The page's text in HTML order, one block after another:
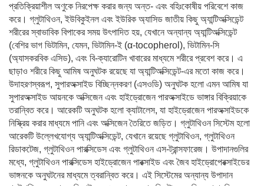
প্রতিক্রিয়াশীল অণুকে নিরপেক্ষ করার জন্য অন্ত- এবং বহিঃকোষীয় পরিবেশে কাজ
করে। গ্লুটাথিওন, ইউবিকুইনল এবং ইউরিক অ্যাসিড জাতীয় কিছু অ্যান্টিঅক্সিডেন্ট
শরীরের স্বাভাবিক বিপাকের সময় উৎপাদিত হয়, যেখানে অন্যান্য অ্যান্টিঅক্সিডেন্ট
(বেশির ভাগ ভিটামিন, যেমন, ভিটামিন-ই (α-tocopherol), ভিটামিন-সি
(অ্যাসকরবিক এসিড), এবং বি-ক্যারোটিন খাবারের মাধ্যমে শরীরে প্রবেশ করে। এ
ছাড়াও শরীরে কিছু আমিষ অনুঘটক রয়েছে যা অ্যান্টিঅক্সিডেন্ট-এর মতো কাজ করে।
উদাহরণস্বরূপ, সুপারঅক্সাইড বিচ্ছিন্নকরণ (এসওডি) অনুঘটক হলো এমন আমিষ যা
সুপারঅক্সাইড আয়নকে অক্সিজেন এবং হাইড্রোজেন পারঅক্সাইডে ভাঙ্গার বিক্রিয়াকে
তরান্বিত করে। আরেকটি অনুঘটক হলো ক্যাটালেস, যা হাইড্রোজেন পারঅক্সাইডকে
নিস্ক্রিয় করার মাধ্যমে পানি এবং অক্সিজেন তৈরিতে জড়িত। গ্লুটাথিওন সিস্টেম হলো
আরেকটি উল্লেখযোগ্য অ্যান্টিঅক্সিডেন্ট, যেখানে রয়েছে গ্লুটাথিওন, গ্লুটাথিওন
রিডাকটেজ, গ্লুটাথিওন পারক্সিডেস এবং গ্লুটাথিওন এস-ট্রান্সফারেজ। উপাদানগুলির
মধ্যে, গ্লুটাথিওন পারক্সিডেস হাইড্রোজেন পারক্সাইড এবং জৈব হাইড্রোপেরক্সাইডের
ভাঙ্গনকে অনুঘটনের মাধ্যমে ত্বরান্বিত করে। এই সিস্টেমের অন্যান্য উপাদান